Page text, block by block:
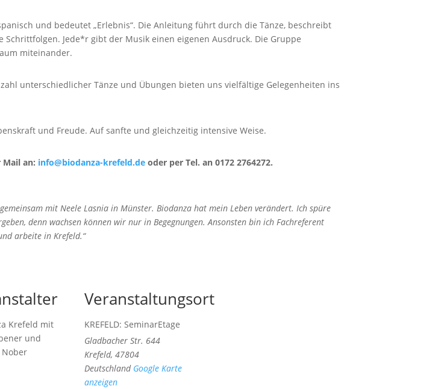
und bedeutet „Erlebnis“. Die Anleitung führt durch die Tänze, beschreibt
Jede*r gibt der Musik einen eigenen Ausdruck. Die Gruppe
miteinander.
unterschiedlicher Tänze und Übungen bieten uns vielfältige Gelegenheiten ins
und Freude. Auf sanfte und gleichzeitig intensive Weise.
an: info@biodanza-krefeld.de oder per Tel. an 0172 2764272.
mit Neele Lasnia in Münster. Biodanza hat mein Leben verändert. Ich spüre
denn wachsen können wir nur in Begegnungen. Ansonsten bin ich Fachreferent
arbeite in Krefeld.“
Krefeld mit
und
Veranstaltungsort
KREFELD: SeminarEtage
Gladbacher Str. 644
Krefeld, 47804
Deutschland Google Karte
anzeigen